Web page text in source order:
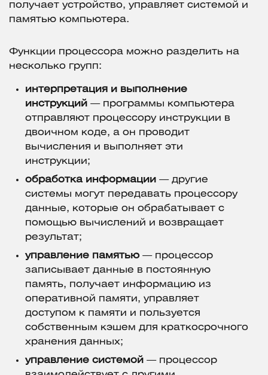
получает устройство, управляет системой и
памятью компьютера.
Функции процессора можно разделить на
несколько групп:
интерпретация и выполнение
инструкций — программы компьютера
отправляют процессору инструкции в
двоичном коде, а он проводит
вычисления и выполняет эти
инструкции;
обработка информации — другие
системы могут передавать процессору
данные, которые он обрабатывает с
помощью вычислений и возвращает
результат;
управление памятью— процессор
записывает данные в постоянную
память, получает информацию из
оперативной памяти, управляет
доступом к памяти и пользуется
собственным кэшем для краткосрочного
хранения данных;
управление системой — процессор